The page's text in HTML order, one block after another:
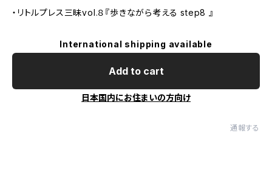
・リトルプレス三昧vol.８『歩きながら考える step8 』
International shipping available
Add to cart
日本国内にお住まいの方向け
通報する